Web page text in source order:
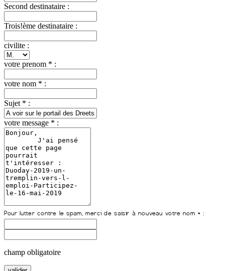
Second destinataire :
Trois!ème destinataire :
civilite :
votre prenom * :
votre nom * :
Sujet * :
votre message * :
champ obligatoire